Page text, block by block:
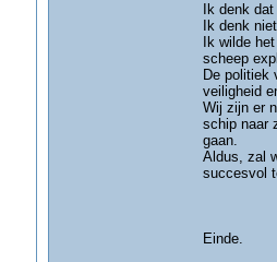
Ik denk
Ik denk
Ik wilde
scheep
De politiek
veiligheid
Wij zijn er
schip naar
gaan.
Aldus, zal
succesvol
Einde.